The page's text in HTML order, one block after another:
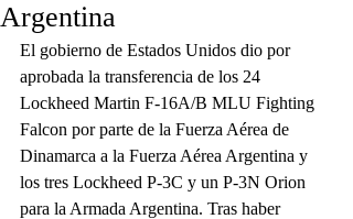
Argentina
El gobierno de Estados Unidos dio por
aprobada la transferencia de los 24
Lockheed Martin F-16A/B MLU Fighting
Falcon por parte de la Fuerza Aérea de
Dinamarca a la Fuerza Aérea Argentina y
los tres Lockheed P-3C y un P-3N Orion
para la Armada Argentina. Tras haber